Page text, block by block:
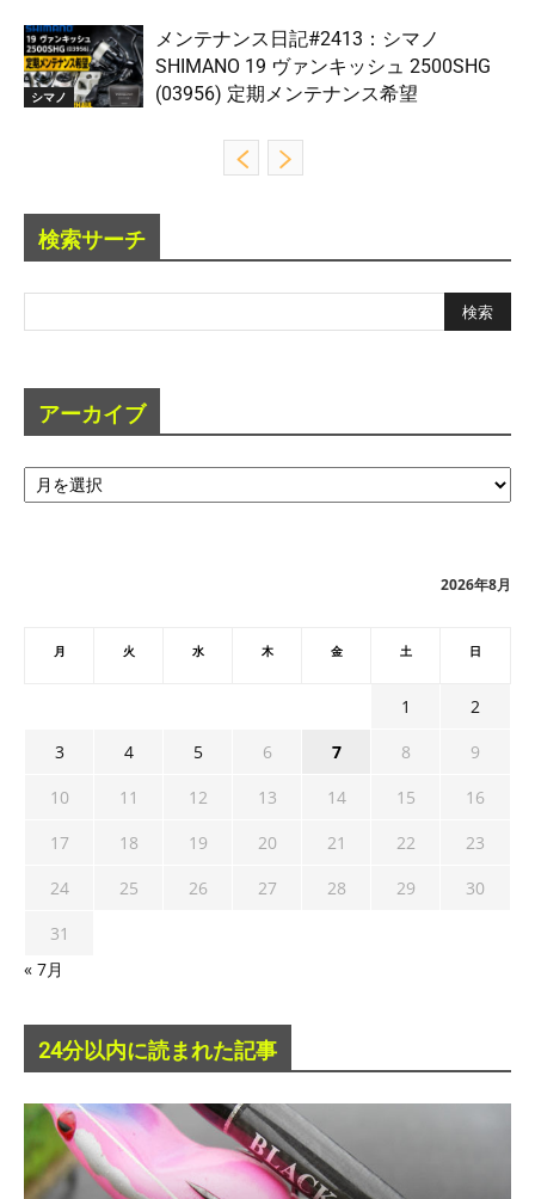
シマノ
メンテナンス日記#2413：シマノ
SHIMANO 19 ヴァンキッシュ 2500SHG
(03956) 定期メンテナンス希望
検索サーチ
アーカイブ
ア
ー
2026年8月
月 火 水 木 金 土 日
1
2
3
4 5 6 7 8
9
10
11 12 13 14 15
16
17
18 19 20 21 22
23
24
25 26 27 28 29
30
31
« 7月
24分以内に読まれた記事